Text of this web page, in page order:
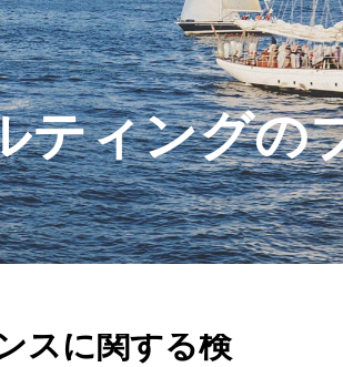
ティングの
スに関する検